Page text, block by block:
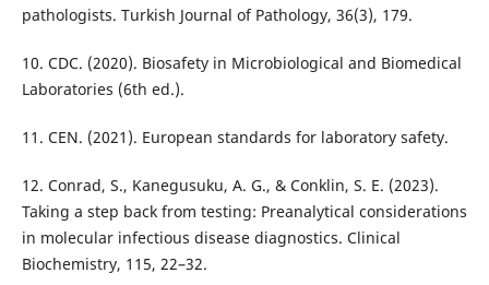
pathologists. Turkish Journal of Pathology, 36(3), 179.
10. CDC. (2020). Biosafety in Microbiological and Biomedical
Laboratories (6th ed.).
11. CEN. (2021). European standards for laboratory safety.
12. Conrad, S., Kanegusuku, A. G., & Conklin, S. E. (2023).
Taking a step back from testing: Preanalytical considerations
in molecular infectious disease diagnostics. Clinical
Biochemistry, 115, 22–32.